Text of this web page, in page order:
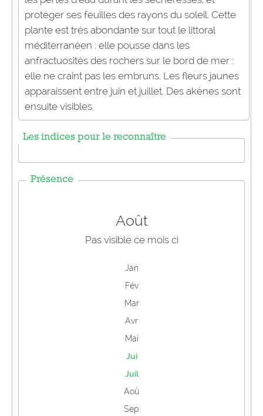
protéger ses feuilles des rayons du soleil. Cette
plante est très abondante sur tout le littoral
méditerranéen : elle pousse dans les
anfractuosités des rochers sur le bord de mer :
elle ne craint pas les embruns. Les fleurs jaunes
apparaissent entre juin et juillet. Des akènes sont
ensuite visibles.
Les indices pour le reconnaître
Présence
Août
Pas visible ce mois ci
Jan
Fév
Mar
Avr
Mai
Jui
Juil
Aoû
Sep